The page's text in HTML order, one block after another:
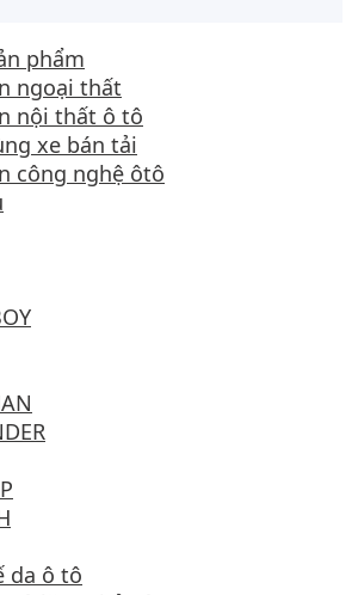
phẩm
ngoại thất
nội thất ô tô
xe bán tải
công nghệ ôtô
da ô tô